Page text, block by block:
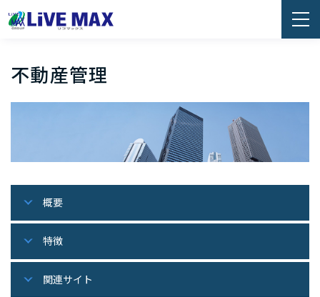
不動産管理
概要
特徴
関連サイト